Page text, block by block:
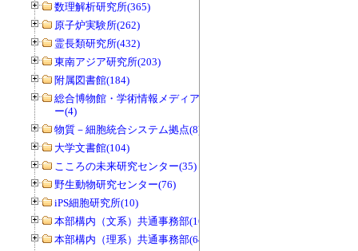
数理解析研究所(365)
原子炉実験所(262)
霊長類研究所(432)
東南アジア研究所(203)
附属図書館(184)
総合博物館・学術情報メディアセンタ
ー(4)
物質－細胞統合システム拠点(8)
大学文書館(104)
こころの未来研究センター(35)
野生動物研究センター(76)
iPS細胞研究所(10)
本部構内（文系）共通事務部(165)
本部構内（理系）共通事務部(646)